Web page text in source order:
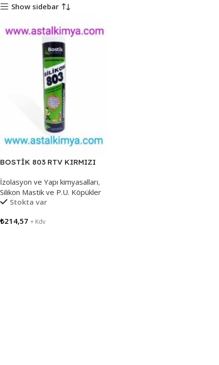
Show sidebar
BOSTİK 803 RTV KIRMIZI
DAYANIKLI
İzolasyon ve Yapı kimyasalları,
Silikon Mastik ve P.U. Köpükler
Stokta var
₺214,57 + Kdv